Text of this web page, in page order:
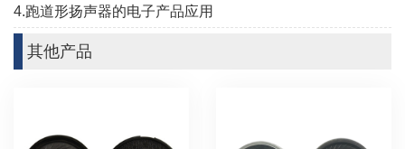
4.跑道形扬声器的电子产品应用
其他产品